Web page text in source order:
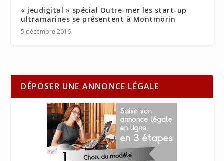
« jeudigital » spécial Outre-mer les start-up
ultramarines se présentent à Montmorin
5 décembre 2016
DÉPOSER UNE ANNONCE LÉGALE